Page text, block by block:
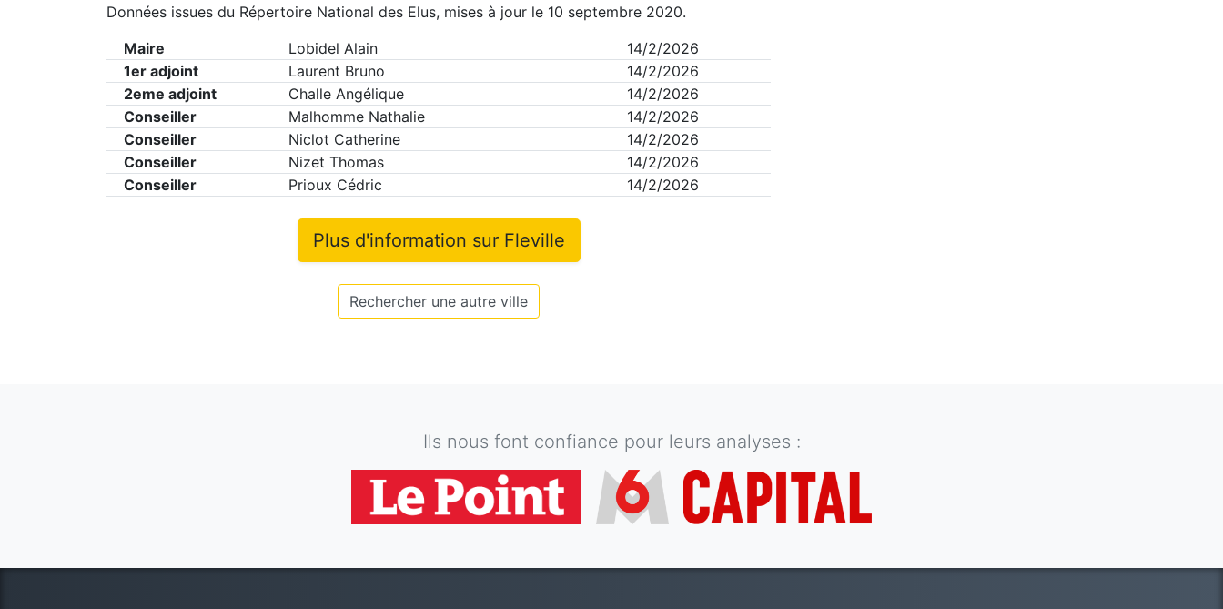
Données issues du Répertoire National des Elus, mises à jour le 10 septembre 2020.
Maire
Lobidel Alain
14/2/2026
1er adjoint
Laurent Bruno
14/2/2026
2eme adjoint
Challe Angélique
14/2/2026
Conseiller
Malhomme Nathalie
14/2/2026
Conseiller
Niclot Catherine
14/2/2026
Conseiller
Nizet Thomas
14/2/2026
Conseiller
Prioux Cédric 14/2/2026
Plus d'information sur Fleville
Rechercher une autre ville
Ils nous font confiance pour leurs analyses :